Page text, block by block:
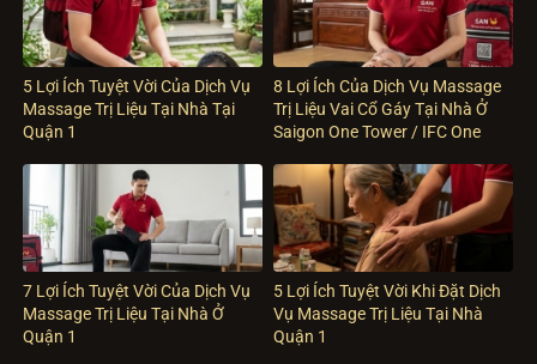
5 Lợi Ích Tuyệt Vời Của Dịch Vụ
Massage Trị Liệu Tại Nhà Tại
Quận 1
8 Lợi Ích Của Dịch Vụ Massage
Trị Liệu Vai Cổ Gáy Tại Nhà Ở
Saigon One Tower / IFC One
7 Lợi Ích Tuyệt Vời Của Dịch Vụ
Massage Trị Liệu Tại Nhà Ở
Quận 1
5 Lợi Ích Tuyệt Vời Khi Đặt Dịch
Vụ Massage Trị Liệu Tại Nhà
Quận 1